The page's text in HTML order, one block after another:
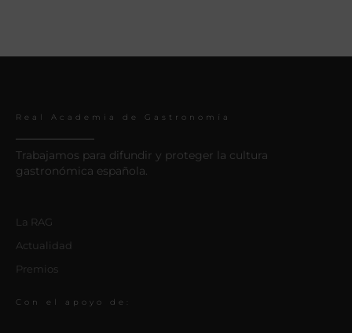
Real Academia de Gastronomía
Trabajamos para difundir y proteger la cultura
gastronómica española.
La RAG
Actualidad
Premios
Con el apoyo de: